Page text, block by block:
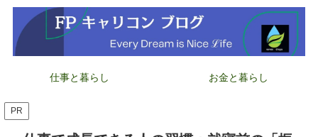
仕事と暮らし お金と暮らし
PR